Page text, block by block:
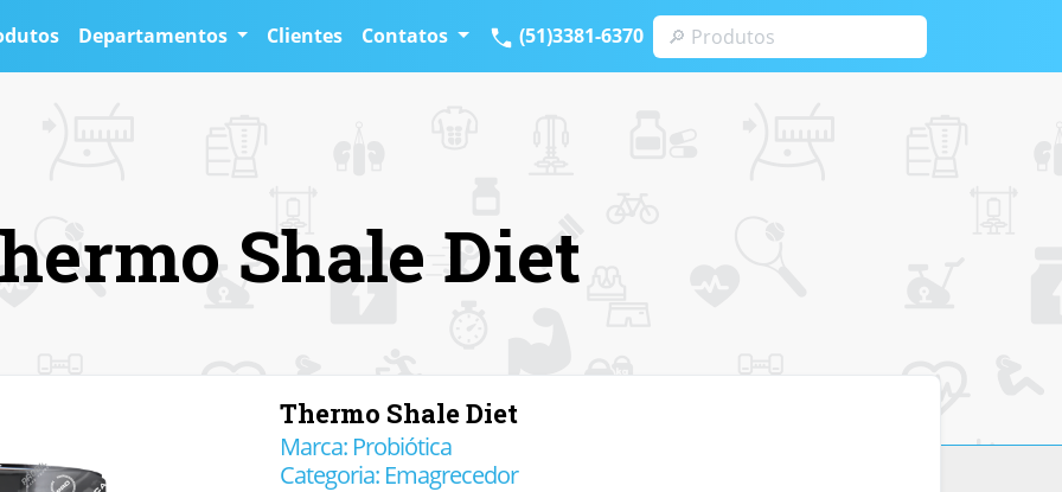
Departamentos Clientes Contatos (51)3381-6370
Shale Diet
Thermo Shale Diet
Marca: Probiótica
Categoria: Emagrecedor